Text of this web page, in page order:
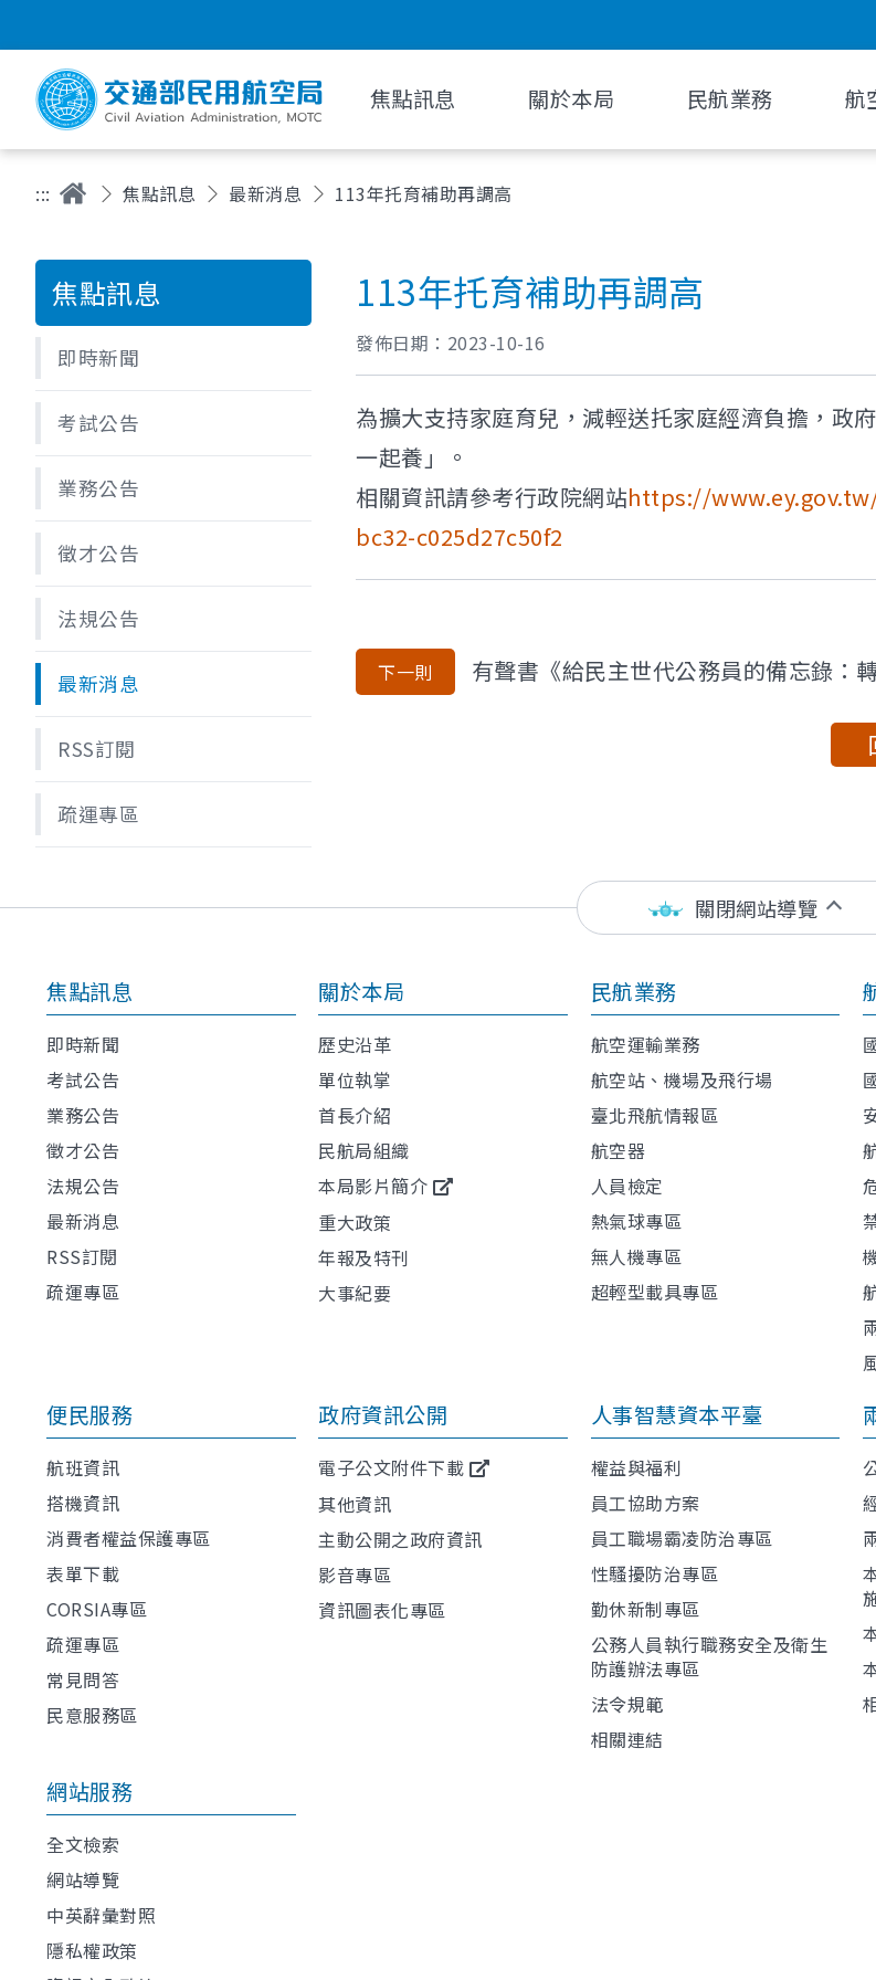
焦點訊息 關於本局 民航業務 航
::: 焦點訊息 最新消息 113年托育補助再調高
焦點訊息
即時新聞
考試公告
業務公告
徵才公告
法規公告
最新消息
RSS訂閱
疏運專區
113年托育補助再調高
發佈日期： 2023-10-16
為擴大支持家庭育兒，減輕送托家庭經濟負擔，政
一起養」。
相關資訊請參考行政院網站https://
bc32-c025d27c50f2
下一則 有聲書《給民主世代公務員的備忘錄：
關閉網站導覽
焦點訊息
即時新聞
考試公告
業務公告
徵才公告
法規公告
最新消息
RSS訂閱
疏運專區
關於本局
歷史沿革
單位執掌
首長介紹
民航局組織
本局影片簡介
重大政策
年報及特刊
大事紀要
民航業務
航空運輸業務
航空站、機場及飛行場
臺北飛航情報區
航空器
人員檢定
熱氣球專區
無人機專區
超輕型載具專區
便民服務
航班資訊
搭機資訊
消費者權益保護專區
表單下載
CORSIA專區
疏運專區
常見問答
民意服務區
政府資訊公開
電子公文附件下載
其他資訊
主動公開之政府資訊
影音專區
資訊圖表化專區
人事智慧資本平臺
權益與福利
員工協助方案
員工職場霸凌防治專區
性騷擾防治專區
勤休新制專區
公務人員執行職務安全及衛生
防護辦法專區
法令規範
相關連結
網站服務
全文檢索
網站導覽
中英辭彙對照
隱私權政策